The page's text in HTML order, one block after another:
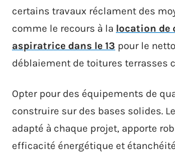
certains travaux réclament des
comme le recours à la location de
aspiratrice dans le 13 pour le
déblaiement de toitures terrasses
Opter pour des équipements de
construire sur des bases solides.
adapté à chaque projet, apporte
efficacité énergétique et